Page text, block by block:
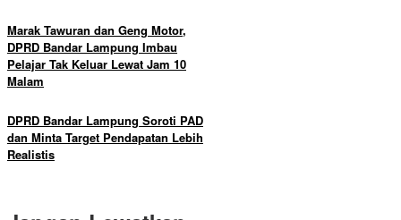
Marak Tawuran dan Geng Motor,
DPRD Bandar Lampung Imbau
Pelajar Tak Keluar Lewat Jam 10
Malam
DPRD Bandar Lampung Soroti PAD
dan Minta Target Pendapatan Lebih
Realistis